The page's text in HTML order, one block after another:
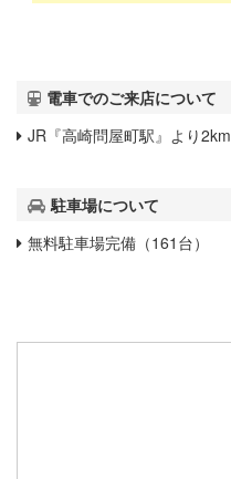
電車でのご来店について
JR『高崎問屋町駅』より2km
駐車場について
無料駐車場完備（161台）